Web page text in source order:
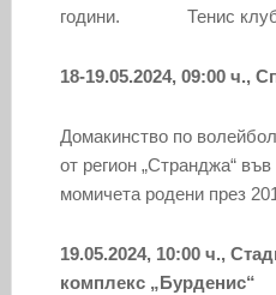
години. Тенис клуб
18-19.05.2024, 09:00 ч.,
Домакинство по
от регион „Странджа“
момичета родени
19.05.2024, 10:00 ч.,
комплекс „Бурденис“